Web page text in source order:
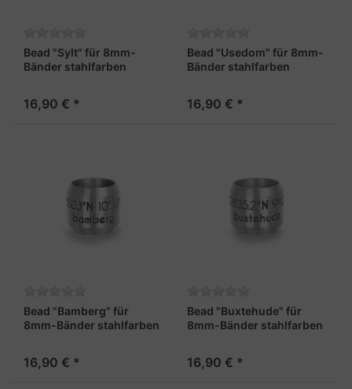
Bead "Sylt" für 8mm-
Bänder stahlfarben
16,90 € *
Bead "Usedom" für 8mm-
Bänder stahlfarben
16,90 € *
Bead "Bamberg" für
8mm-Bänder stahlfarben
16,90 € *
Bead "Buxtehude" für
8mm-Bänder stahlfarben
16,90 € *